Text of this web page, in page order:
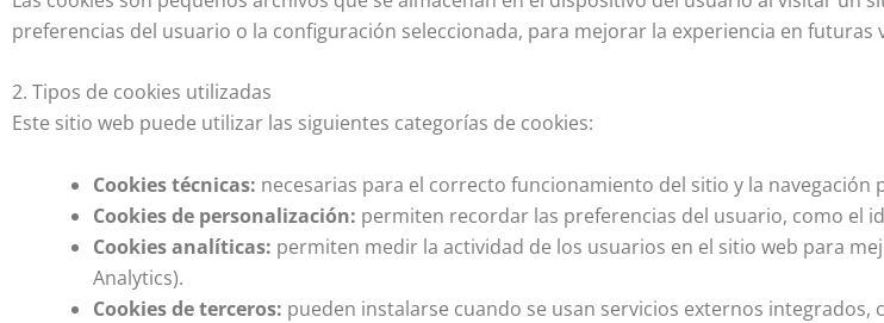
preferencias del usuario o la configuración seleccionada, para mejorar la experiencia en futuras
2. Tipos de cookies utilizadas
Este sitio web puede utilizar las siguientes categorías de cookies:
Cookies técnicas: necesarias para el correcto funcionamiento del sitio y la navegación
Cookies de personalización: permiten recordar las preferencias del usuario, como el
Cookies analíticas: permiten medir la actividad de los usuarios en el sitio web para
Analytics).
Cookies de terceros: pueden instalarse cuando se usan servicios externos integrados,